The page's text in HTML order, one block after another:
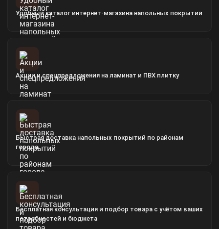
Удобный каталог интернет-магазина напольных покрытий
Акции и спецпредложения на ламинат и ПВХ плитку
Быстрая доставка напольных покрытий по районам
города
Бесплатная консультация и подбор товара с учётом ваших
потребностей и бюджета